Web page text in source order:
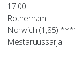
17.00
Rotherham
Norwich (1,85)
Mestaruussarja